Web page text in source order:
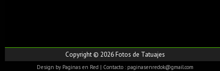
Copyright © 2026Fotos de Tatuajes
Design by Paginas en Red | Contacto : paginasenredok@gmail.com